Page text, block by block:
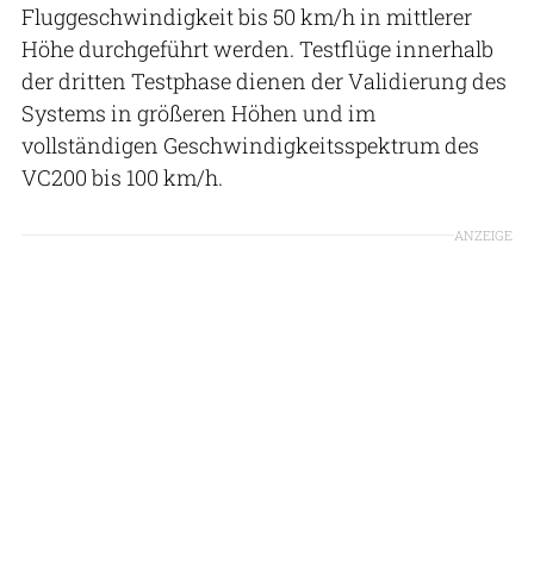
Fluggeschwindigkeit bis 50 km/h in mittlerer
Höhe durchgeführt werden. Testflüge innerhalb
der dritten Testphase dienen der Validierung des
Systems in größeren Höhen und im
vollständigen Geschwindigkeitsspektrum des
VC200 bis 100 km/h.
ANZEIGE